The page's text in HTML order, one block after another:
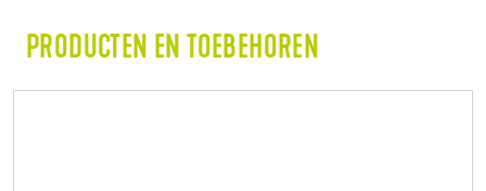
PRODUCTEN EN TOEBEHOREN